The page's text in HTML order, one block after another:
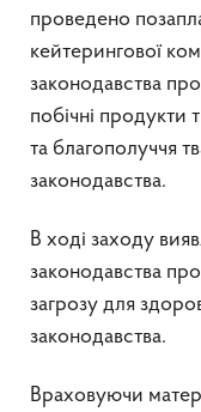
проведено
кейтерингової
законодавства
побічні продукти
та благополуччя
законодавства.
В ході заходу
законодавства
загрозу для
законодавства.
Враховуючи